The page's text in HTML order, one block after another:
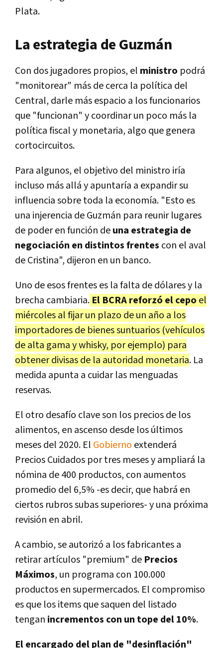
Plata.
La estrategia de Guzmán
Con dos jugadores propios, el ministro podrá
"monitorear" más de cerca la política del
Central, darle más espacio a los funcionarios
que "funcionan" y coordinar un poco más la
política fiscal y monetaria, algo que genera
cortocircuitos.
Para algunos, el objetivo del ministro iría
incluso más allá y apuntaría a expandir su
influencia sobre toda la economía. "Esto es
una injerencia de Guzmán para reunir lugares
de poder en función deuna estrategia de
negociación en distintos frentes con el aval
de Cristina", dijeron en un banco.
Uno de esos frentes es la falta de dólares y la
brecha cambiaria. El BCRA reforzó el cepo el
miércoles al fijar un plazo de un año a los
importadores de bienes suntuarios (vehículos
de alta gama y whisky, por ejemplo) para
obtener divisas de la autoridad monetaria. La
medida apunta a cuidar las menguadas
reservas.
El otro desafío clave son los precios de los
alimentos, en ascenso desde los últimos
meses del 2020. El Gobierno extenderá
Precios Cuidados por tres meses y ampliará la
nómina de 400 productos, con aumentos
promedio del 6,5% -es decir, que habrá en
ciertos rubros subas superiores- y una próxima
revisión en abril.
A cambio, se autorizó a los fabricantes a
retirar artículos "premium" de Precios
Máximos, un programa con 100.000
productos en supermercados. El compromiso
es que los items que saquen del listado
tengan incrementos con un tope del 10%.
El encargado del plan de "desinflación"